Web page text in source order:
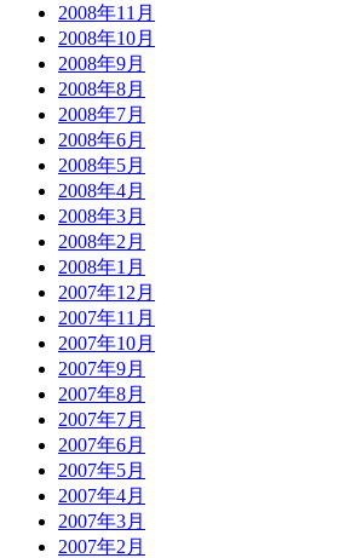
2008年11月
2008年10月
2008年9月
2008年8月
2008年7月
2008年6月
2008年5月
2008年4月
2008年3月
2008年2月
2008年1月
2007年12月
2007年11月
2007年10月
2007年9月
2007年8月
2007年7月
2007年6月
2007年5月
2007年4月
2007年3月
2007年2月